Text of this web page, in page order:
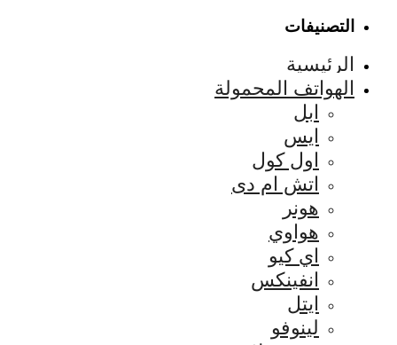
التصنيفات
الرئيسية
الهواتف المحمولة
ابل
ايس
اول كول
اتش ام دى
هونر
هواوي
اي كيو
انفينكس
ايتل
لينوفو